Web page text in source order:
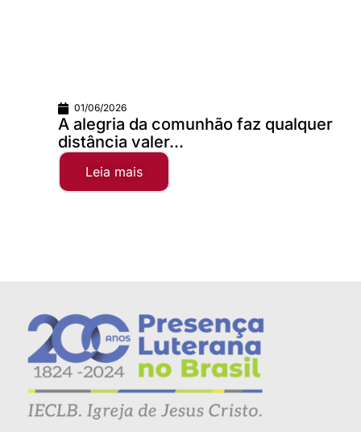
01/06/2026
A alegria da comunhão faz qualquer
distância valer...
Leia mais